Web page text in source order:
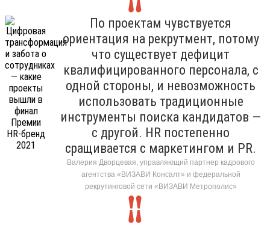
По проектам чувствуется
ориентация на рекрутмент, потому
что существует дефицит
квалифицированного персонала, с
одной стороны, и невозможность
использовать традиционные
инструменты поиска кандидатов —
с другой. HR постепенно
сращивается с маркетингом и PR.
Валерия Дворцевая, управляющий партнер кадрового
агентства «ВИЗАВИ Консалт» и федеральной
рекрутинговой сети «ВИЗАВИ Метрополис»